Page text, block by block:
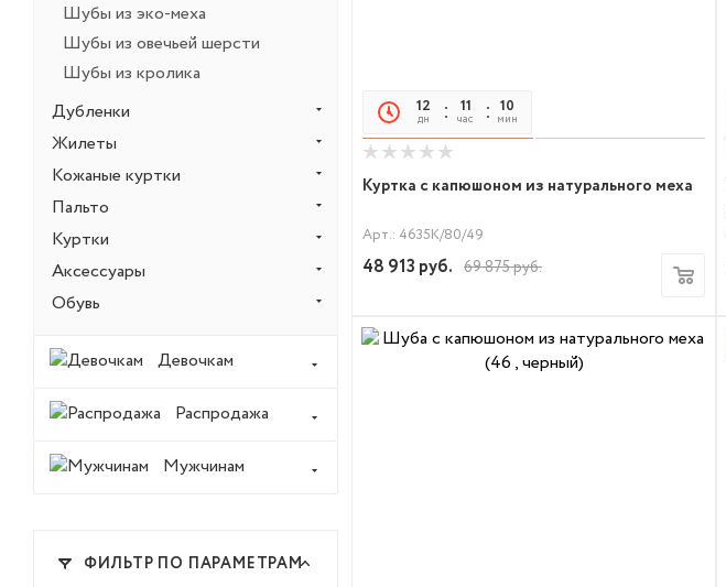
12
дн
11
час
10
мин
Куртка с капюшоном из натурального меха
Арт.: 4635К/80/49
48 913 руб. 69 875руб.
Шубы из эко-меха
Шубы из овечьей шерсти
Шубы из кролика
Дубленки
Жилеты
Кожаные куртки
Пальто
Куртки
Аксессуары
Обувь
Девочкам
Распродажа
Мужчинам
ФИЛЬТР ПО ПАРАМЕТРАМ